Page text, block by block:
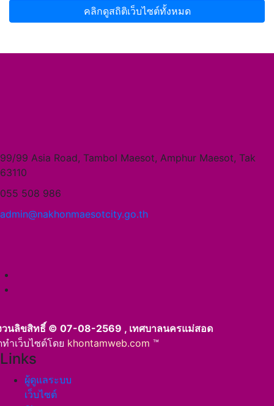
คลิกดูสถิติเว็บไซต์ทั้งหมด
99/99 Asia Road, Tambol Maesot, Amphur Maesot, Tak
63110
055 508 986
admin@nakhonmaesotcity.go.th
วนลิขสิทธิ์ © 07-08-2569 , เทศบาลนครแม่สอด
ำเว็บไซต์โดย khontamweb.com ™
Links
ผู้ดูแลระบบ
เว็บไซต์